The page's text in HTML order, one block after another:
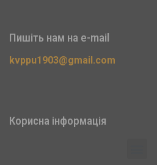
Пишіть нам на e-mail
kvppu1903@gmail.com
Корисна інформація